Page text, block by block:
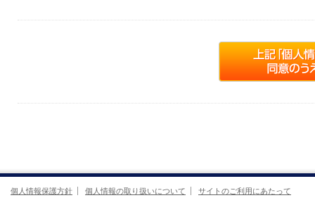
個人情報保護方針 個人情報の取り扱いについて サイトのご利用にあたって